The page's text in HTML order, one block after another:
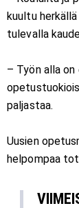
kuultu
tulevalla
– Työn alla
paljastaa.
Uusien
helpompaa